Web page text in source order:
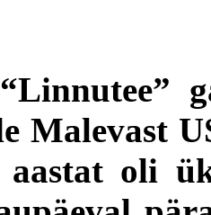
Malevast
aastat oli